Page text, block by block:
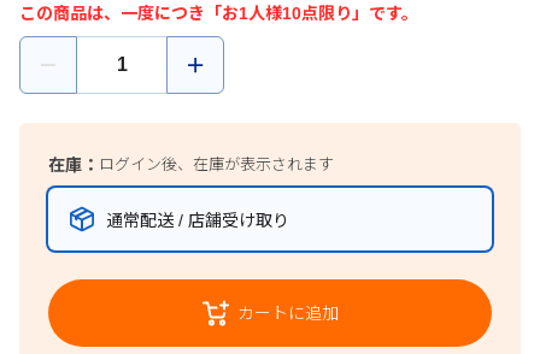
この商品は、一度につき「お1人様10点限り」です。
在庫： ログイン後、在庫が表示されます
通常配送 / 店舗受け取り
カートに追加